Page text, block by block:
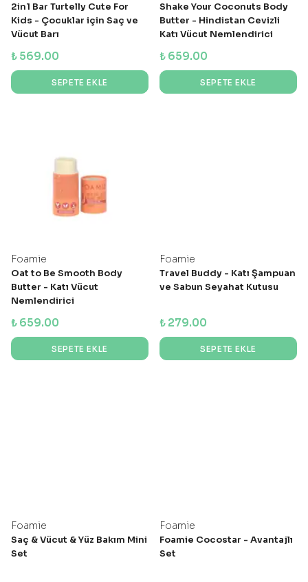
2in1 Bar Turtelly Cute For
Kids - Çocuklar için Saç ve
Vücut Barı
₺ 569.00
SEPETE EKLE
Shake Your Coconuts Body
Butter - Hindistan Cevizli
Katı Vücut Nemlendirici
₺ 659.00
SEPETE EKLE
Foamie
Oat to Be Smooth Body
Butter - Katı Vücut
Nemlendirici
₺ 659.00
SEPETE EKLE
Foamie
Travel Buddy - Katı Şampuan
ve Sabun Seyahat Kutusu
₺ 279.00
SEPETE EKLE
Foamie
Saç & Vücut & Yüz Bakım Mini
Set
Foamie
Foamie Cocostar - Avantajlı
Set